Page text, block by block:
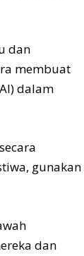
dan
membuat
dalam
gunakan
dan